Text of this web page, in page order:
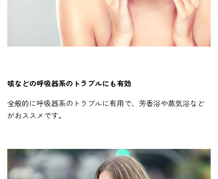
咳などの呼吸器系のトラブルにも有効
全般的に呼吸器系のトラブルに有用で、芳香浴や蒸気浴など
がおススメです。